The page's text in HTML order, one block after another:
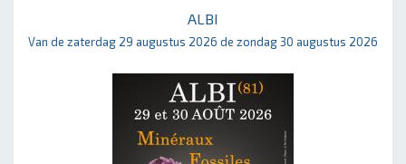
ALBI
Van de zaterdag 29 augustus 2026 de zondag 30 augustus 2026